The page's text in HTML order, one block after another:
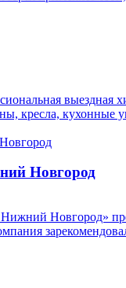
выездная
кресла, кухонные
Новгород
Новгород»